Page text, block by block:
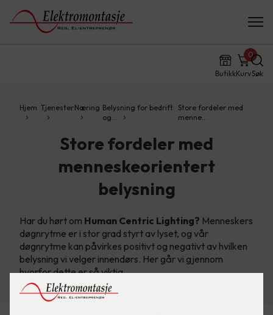
ButikkKurv
0
Søk
Hjem TjenesterNæring Belysning for bedrift
og…
Store fordeler med
menne…
Store fordeler med
menneskeorientert
belysning
Har du hørt om Human Centric Lighting? Menneskers
døgnrytme er i stor grad styrt av lyset, og vår
døgnrytme kan påvirkes positivt og negativt av hvilken
belysning vi velger innendørs. Her går vi gjennom
hvorfor dette er så viktig.